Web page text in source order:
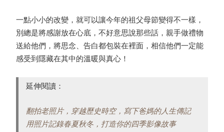
一點小小的改變，就可以讓今年的祖父母節變得不一樣，
別總是將感謝放在心底，不好意思說那些話，親手做禮物
送給他們，將思念、告白都包裝在裡面，相信他們一定能
感受到隱藏在其中的溫暖與真心！
延伸閱讀：
翻拍老照片，穿越歷史時空，寫下爸媽的人生傳記
用照片記錄春夏秋冬，打造你的四季影像故事